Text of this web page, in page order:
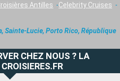
Antilles
Celebrity Cruises
Sainte-Lucie, Porto Rico, République
CHEZ NOUS ? LA